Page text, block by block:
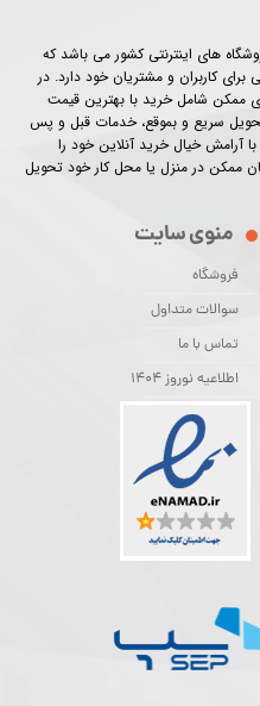
های اینترنتی کشور می باشد که
کاربران و مشتریان خود دارد. در
ممکن شامل خرید با بهترین قیمت
سریع و بموقع، خدمات قبل و پس
آرامش خیال خرید آنلاین خود را
ممکن در منزل یا محل کار خود تحویل
منوی سایت
فروشگاه
سوالات متداول
تماس با ما
اطلاعیه نوروز 1404